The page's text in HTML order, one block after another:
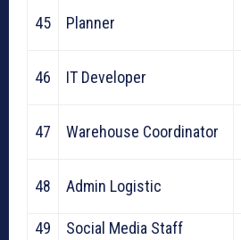
45 Planner
46 IT Developer
47 Warehouse Coordinator
48 Admin Logistic
49
Social Media Staff